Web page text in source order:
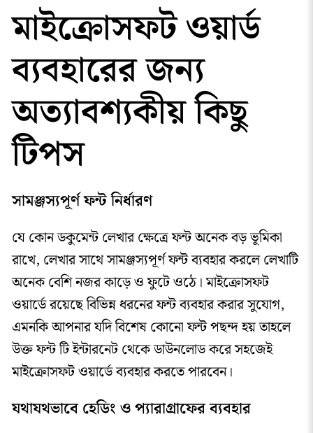
মাইক্রোসফট ওয়ার্ড
ব্যবহারের জন্য
অত্যাবশ্যকীয় কিছু
টিপস
সামঞ্জস্যপূর্ণ ফন্ট নির্ধারণ
যে কোন ডকুমেন্ট লেখার ক্ষেত্রে ফন্ট অনেক বড় ভূমিকা
রাখে, লেখার সাথে সামঞ্জস্যপূর্ণ ফন্ট ব্যবহার করলে লেখাটি
অনেক বেশি নজর কাড়ে ও ফুটে ওঠে। মাইক্রোসফট
ওয়ার্ডে রয়েছে বিভিন্ন ধরনের ফন্ট ব্যবহার করার সুযোগ,
এমনকি আপনার যদি বিশেষ কোনো ফন্ট পছন্দ হয় তাহলে
উক্ত ফন্ট টি ইন্টারনেট থেকে ডাউনলোড করে সহজেই
মাইক্রোসফট ওয়ার্ডে ব্যবহার করতে পারবেন।
যথাযথভাবে হেডিং ও প্যারাগ্রাফের ব্যবহার